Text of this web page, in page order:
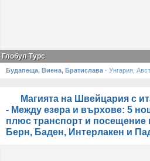
Глобул Турс
Будапеща, Виена, Братислава · Унгария,
Магията на Швейцария с
- Между езера и върхове: 5
плюс транспорт и посещение
Берн, Баден, Интерлакен и